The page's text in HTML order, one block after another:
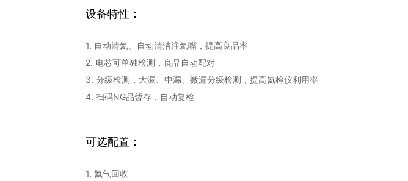
设备特性：
1. 自动清氦、自动清洁注氦嘴，提高良品率
2. 电芯可单独检测，良品自动配对
3. 分级检测，大漏、中漏、微漏分级检测，提高氦检仪利用率
4. 扫码NG品暂存，自动复检
可选配置：
1. 氦气回收